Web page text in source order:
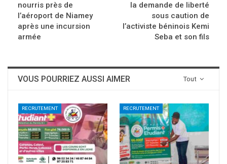
nourris près de
l’aéroport de Niamey
après une incursion
armée
la demande de liberté
sous caution de
l’activiste béninois Kemi
Seba et son fils
Tout
VOUS POURRIEZ AUSSI AIMER
RECRUTEMENT RECRUTEMENT